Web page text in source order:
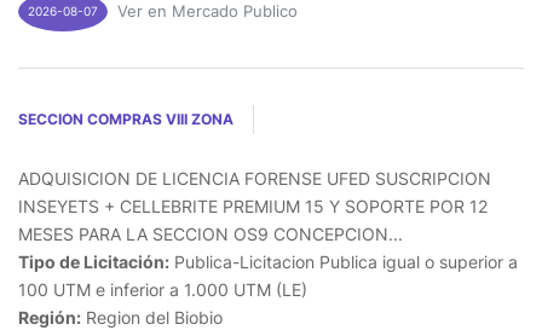
2026-08-07 Ver en Mercado Publico
SECCION COMPRAS VIII ZONA
ADQUISICION DE LICENCIA FORENSE UFED SUSCRIPCION
INSEYETS + CELLEBRITE PREMIUM 15 Y SOPORTE POR 12
MESES PARA LA SECCION OS9 CONCEPCION...
Tipo de Licitación: Publica-Licitacion Publica igual o superior a
100 UTM e inferior a 1.000 UTM (LE)
Región: Region del Biobio